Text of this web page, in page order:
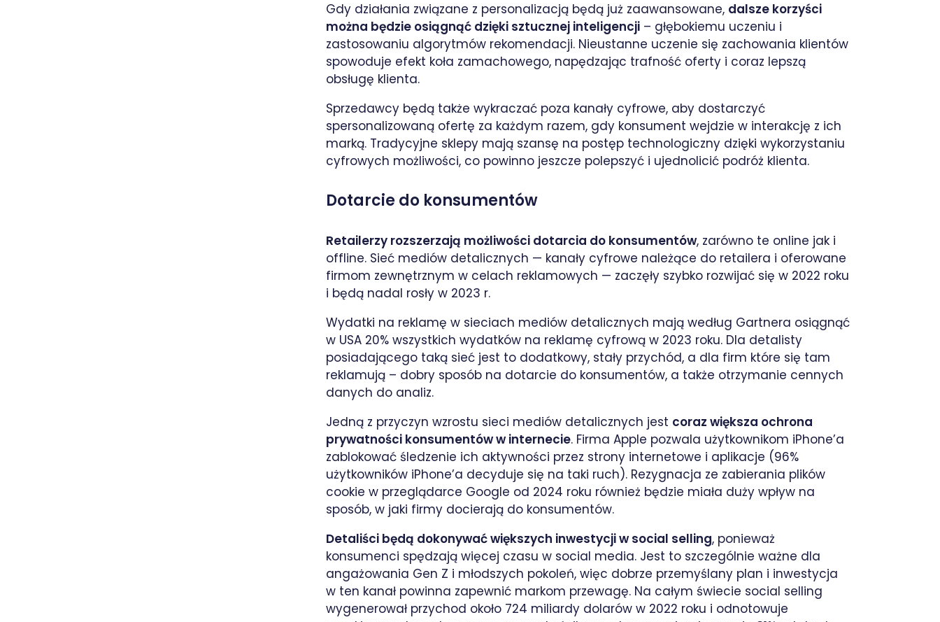
Gdy działania związane z personalizacją będą już zaawansowane, dalsze korzyści
można będzie osiągnąć dzięki sztucznej inteligencji– głębokiemu uczeniu i
zastosowaniu algorytmów rekomendacji. Nieustanne uczenie się zachowania klientów
spowoduje efekt koła zamachowego, napędzając trafność oferty i coraz lepszą
obsługę klienta.
Sprzedawcy będą także wykraczać poza kanały cyfrowe, aby dostarczyć
spersonalizowaną ofertę za każdym razem, gdy konsument wejdzie w interakcję z ich
marką. Tradycyjne sklepy mają szansę na postęp technologiczny dzięki wykorzystaniu
cyfrowych możliwości, co powinno jeszcze polepszyć i ujednolicić podróż klienta.
Dotarcie do konsumentów
Retailerzy rozszerzają możliwości dotarcia do konsumentów, zarówno te online jak i
offline. Sieć mediów detalicznych — kanały cyfrowe należące do retailera i oferowane
firmom zewnętrznym w celach reklamowych — zaczęły szybko rozwijać się w 2022 roku
i będą nadal rosły w 2023 r.
Wydatki na reklamę w sieciach mediów detalicznych mają według Gartnera osiągnąć
w USA 20% wszystkich wydatków na reklamę cyfrową w 2023 roku. Dla detalisty
posiadającego taką sieć jest to dodatkowy, stały przychód, a dla firm które się tam
reklamują – dobry sposób na dotarcie do konsumentów, a także otrzymanie cennych
danych do analiz.
Jedną z przyczyn wzrostu sieci mediów detalicznych jest coraz większa ochrona
prywatności konsumentów w internecie. Firma Apple pozwala użytkownikom iPhone’a
zablokować śledzenie ich aktywności przez strony internetowe i aplikacje (96%
użytkowników iPhone’a decyduje się na taki ruch). Rezygnacja ze zabierania plików
cookie w przeglądarce Google od 2024 roku również będzie miała duży wpływ na
sposób, w jaki firmy docierają do konsumentów.
Detaliści będą dokonywać większych inwestycji w social selling, ponieważ
konsumenci spędzają więcej czasu w social media. Jest to szczególnie ważne dla
angażowania Gen Z i młodszych pokoleń, więc dobrze przemyślany plan i inwestycja
w ten kanał powinna zapewnić markom przewagę. Na całym świecie social selling
wygenerował przychod około 724 miliardy dolarów w 2022 roku i odnotowuje